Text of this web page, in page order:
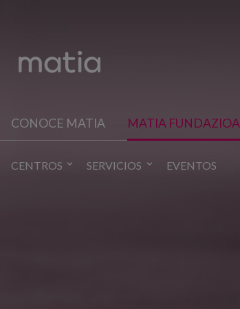
CONOCE MATIA MATIA FUNDAZIOA
CENTROS SERVICIOS EVENTOS